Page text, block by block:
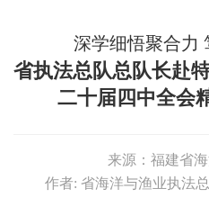
深学细悟聚合力
省执法总队总队长赴
二十届四中全会
来源：福建省
作者: 省海洋与渔业执法